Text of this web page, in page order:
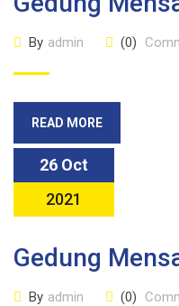
By admin (0)
READ MORE
26 Oct
2021
Gedung
By admin (0)